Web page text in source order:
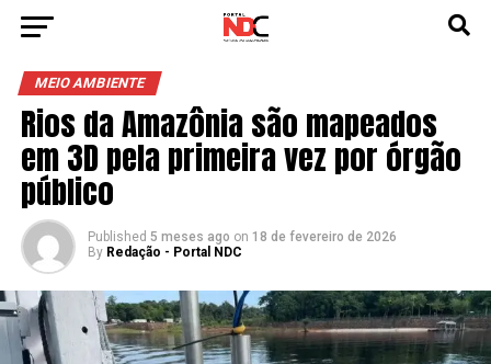
MEIO AMBIENTE
Rios da Amazônia são mapeados
em 3D pela primeira vez por órgão
público
Published 5 meses ago on 18 de fevereiro de 2026
By Redação - Portal NDC